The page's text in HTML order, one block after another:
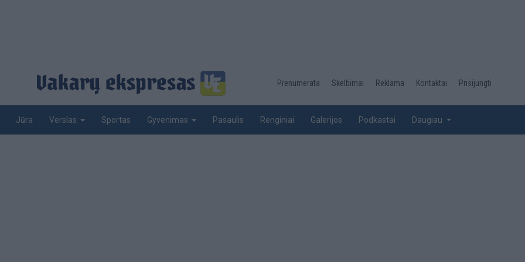
Desktop
top
Prenumerata Skelbimai Reklama Kontaktai Prisijungti
Jūra Verslas Sportas Gyvenimas Pasaulis Renginiai Galerijos Podkastai Daugiau